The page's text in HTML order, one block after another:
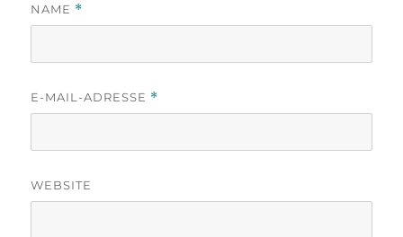
NAME *
E-MAIL-ADRESSE *
WEBSITE